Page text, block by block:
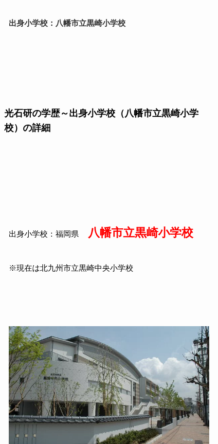
出身小学校：八幡市立黒崎小学校
光石研の学歴～出身小学校（八幡市立黒崎小学
校）の詳細
出身小学校：福岡県 八幡市立黒崎小学校
※現在は北九州市立黒崎中央小学校